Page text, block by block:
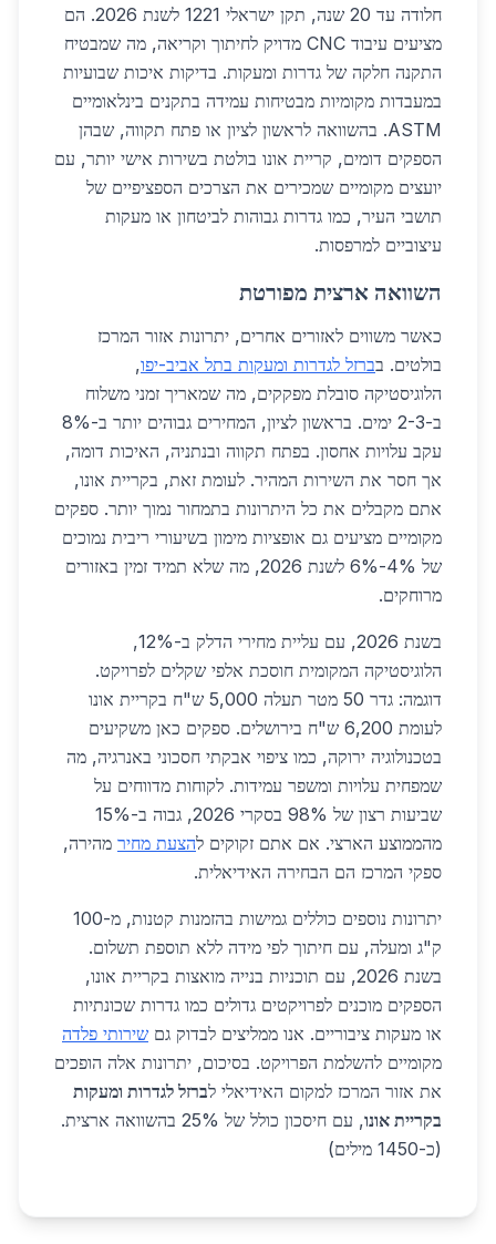
חלודה עד 20 שנה, תקן ישראלי 1221 לשנת 2026. הם
מציעים עיבוד CNC מדויק לחיתוך וקריאה, מה שמבטיח
התקנה חלקה של גדרות ומעקות. בדיקות איכות שבועיות
במעבדות מקומיות מבטיחות עמידה בתקנים בינלאומיים
ASTM. בהשוואה לראשון לציון או פתח תקווה, שבהן
הספקים דומים, קריית אונו בולטת בשירות אישי יותר, עם
יועצים מקומיים שמכירים את הצרכים הספציפיים של
תושבי העיר, כמו גדרות גבוהות לביטחון או מעקות
עיצוביים למרפסות.
השוואה ארצית מפורטת
כאשר משווים לאזורים אחרים, יתרונות אזור המרכז
בולטים. בברזל לגדרות ומעקות בתל אביב-יפו,
הלוגיסטיקה סובלת מפקקים, מה שמאריך זמני משלוח
ב-2-3 ימים. בראשון לציון, המחירים גבוהים יותר ב-8%
עקב עלויות אחסון. בפתח תקווה ובנתניה, האיכות דומה,
אך חסר את השירות המהיר. לעומת זאת, בקריית אונו,
אתם מקבלים את כל היתרונות בתמחור נמוך יותר. ספקים
מקומיים מציעים גם אופציות מימון בשיעורי ריבית נמוכים
של 4%-6% לשנת 2026, מה שלא תמיד זמין באזורים
מרוחקים.
בשנת 2026, עם עליית מחירי הדלק ב-12%,
הלוגיסטיקה המקומית חוסכת אלפי שקלים לפרויקט.
דוגמה: גדר 50 מטר תעלה 5,000 ש"ח בקריית אונו
לעומת 6,200 ש"ח בירושלים. ספקים כאן משקיעים
בטכנולוגיה ירוקה, כמו ציפוי אבקתי חסכוני באנרגיה, מה
שמפחית עלויות ומשפר עמידות. לקוחות מדווחים על
שביעות רצון של 98% בסקרי 2026, גבוה ב-15%
מהממוצע הארצי. אם אתם זקוקים להצעת מחיר מהירה,
ספקי המרכז הם הבחירה האידיאלית.
יתרונות נוספים כוללים גמישות בהזמנות קטנות, מ-100
ק"ג ומעלה, עם חיתוך לפי מידה ללא תוספת תשלום.
בשנת 2026, עם תוכניות בנייה מואצות בקריית אונו,
הספקים מוכנים לפרויקטים גדולים כמו גדרות שכונתיות
או מעקות ציבוריים. אנו ממליצים לבדוק גם שירותי פלדה
מקומיים להשלמת הפרויקט. בסיכום, יתרונות אלה הופכים
את אזור המרכז למקום האידיאלי לברזל לגדרות ומעקות
בקריית אונו
, עם חיסכון כולל של 25% בהשוואה ארצית.
(כ-1450 מילים)